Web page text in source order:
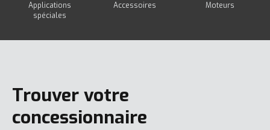
Applications
spéciales
Accessoires Moteurs
Trouver votre
concessionnaire